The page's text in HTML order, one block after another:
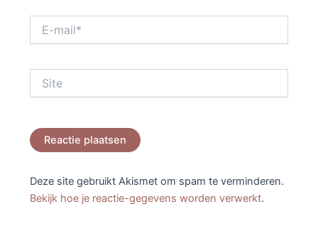
mail*
Deze site gebruikt Akismet om spam te verminderen.
Bekijk hoe je reactie-gegevens worden verwerkt.